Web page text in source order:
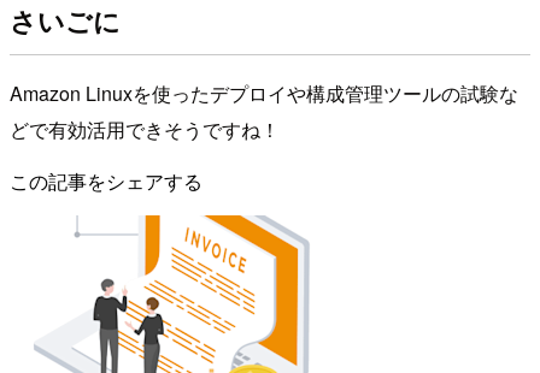
さいごに
Amazon Linuxを使ったデプロイや構成管理ツールの試験な
どで有効活用できそうですね！
この記事をシェアする